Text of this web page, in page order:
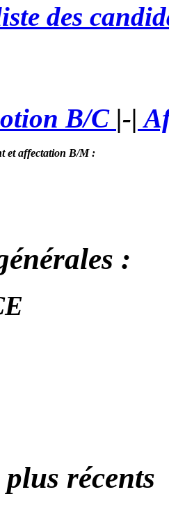
des
B/C |-|
et affectation B/M :
:
récents